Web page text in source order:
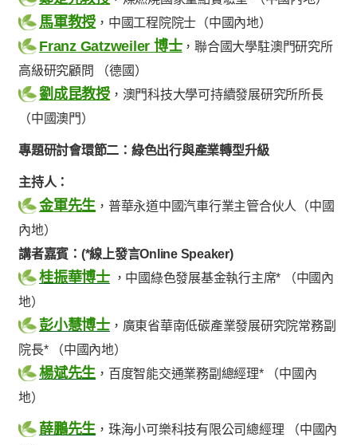
馬軍教授 ，中國工程院院士（中國內地）
Franz Gatzweiler 博士，聯合國大學駐澳門研究所
高級研究顧問 （德國）
劉成昆教授，澳門科技大學可持續發展研究所所長
（中國澳門）
專題研討會環節二：綠色出行與產業轉型升級
主持人：
金軍先生 ，普華永道中國汽車行業主管合伙人（中國
內地）
講者嘉賓：(*線上發言Online Speaker)
桂振華博士，中國綠色發展基金執行主席* （中國內
地）
彭小慧博士，廣東省華南低碳產業發展研究院常務副
院長* （中國內地）
楊斌先生 ，百度智能交通業務副總經理* （中國內
地）
薛鵬先生 ，珠海小可樂科技有限公司總經理 （中國內